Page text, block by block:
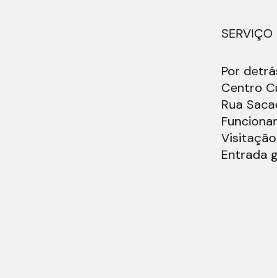
SERVIÇO
Por
Centro
Rua
Entrada